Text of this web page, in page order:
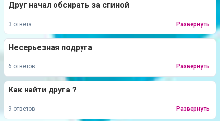
Друг начал обсирать за спиной
3 ответа Развернуть
Несерьезная подруга
6 ответов Развернуть
Как найти друга ?
9 ответов Развернуть